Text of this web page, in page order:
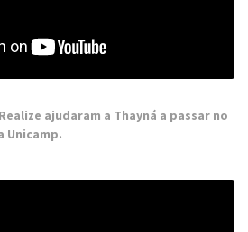
ajudaram a Thayná a passar no
Unicamp.